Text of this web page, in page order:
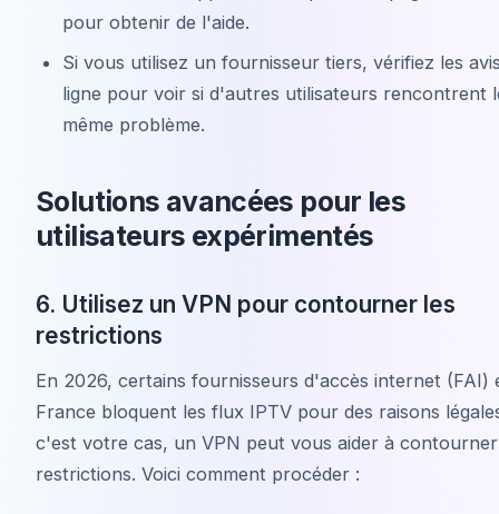
pour obtenir de l'aide.
Si vous utilisez un fournisseur tiers, vérifiez les
ligne pour voir si d'autres utilisateurs rencontrent
même problème.
Solutions avancées pour les
utilisateurs expérimentés
6. Utilisez un VPN pour contourner les
restrictions
En 2026, certains fournisseurs d'accès internet (FAI)
France bloquent les flux IPTV pour des raisons
c'est votre cas, un VPN peut vous aider à
restrictions. Voici comment procéder :